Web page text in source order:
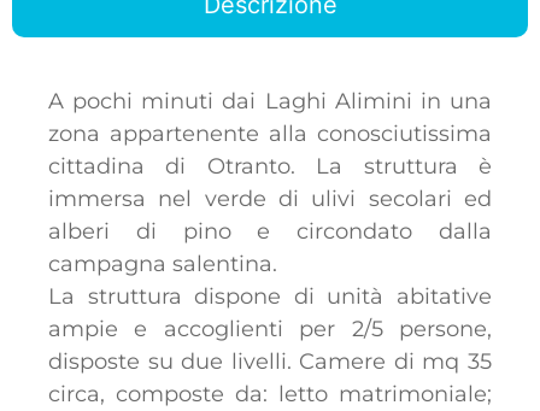
A pochi minuti dai Laghi Alimini in una
zona appartenente alla conosciutissima
cittadina di Otranto. La struttura è
immersa nel verde di ulivi secolari ed
alberi di pino e circondato dalla
campagna salentina.
La struttura dispone di unità abitative
ampie e accoglienti per 2/5 persone,
disposte su due livelli. Camere di mq 35
circa, composte da: letto matrimoniale;